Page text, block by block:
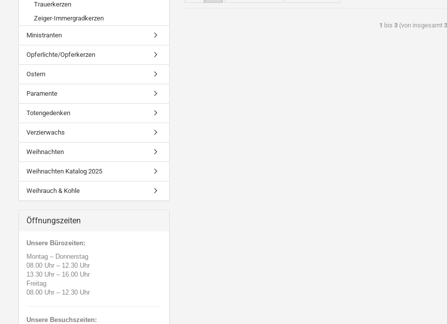
1 bis 3(von insgesamt 3
Trauerkerzen
Zeiger-Immergradkerzen
Ministranten
Opferlichte/Opferkerzen
Ostern
Paramente
Totengedenken
Verzierwachs
Weihnachten
Weihnachten Katalog 2025
Weihrauch & Kohle
Öffnungszeiten
Unsere Bürozeiten:
Montag – Donnerstag
08.00 Uhr – 12.30 Uhr
13.30 Uhr – 16.00 Uhr
Freitag
08.00 Uhr – 12.30 Uhr
Unsere Besuchszeiten: